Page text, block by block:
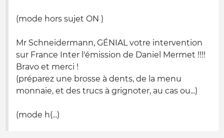
(mode hors sujet ON )
Mr Schneidermann, GÉNIAL votre intervention
sur France Inter l'émission de Daniel Mermet !!!!
Bravo et merci !
(préparez une brosse à dents, de la menu
monnaie, et des trucs à grignoter, au cas ou...)
(mode h(...)